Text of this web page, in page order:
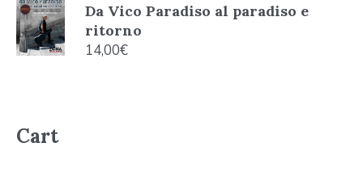
Da Vico Paradiso al paradiso e
ritorno
14,00€
Cart